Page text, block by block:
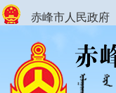
赤峰市人民政府